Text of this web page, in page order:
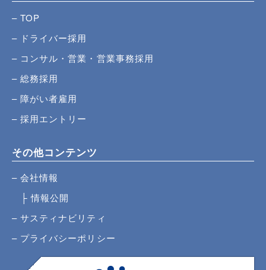
TOP
ドライバー採用
コンサル・営業・営業事務採用
総務採用
障がい者雇用
採用エントリー
その他コンテンツ
会社情報
情報公開
サスティナビリティ
プライバシーポリシー